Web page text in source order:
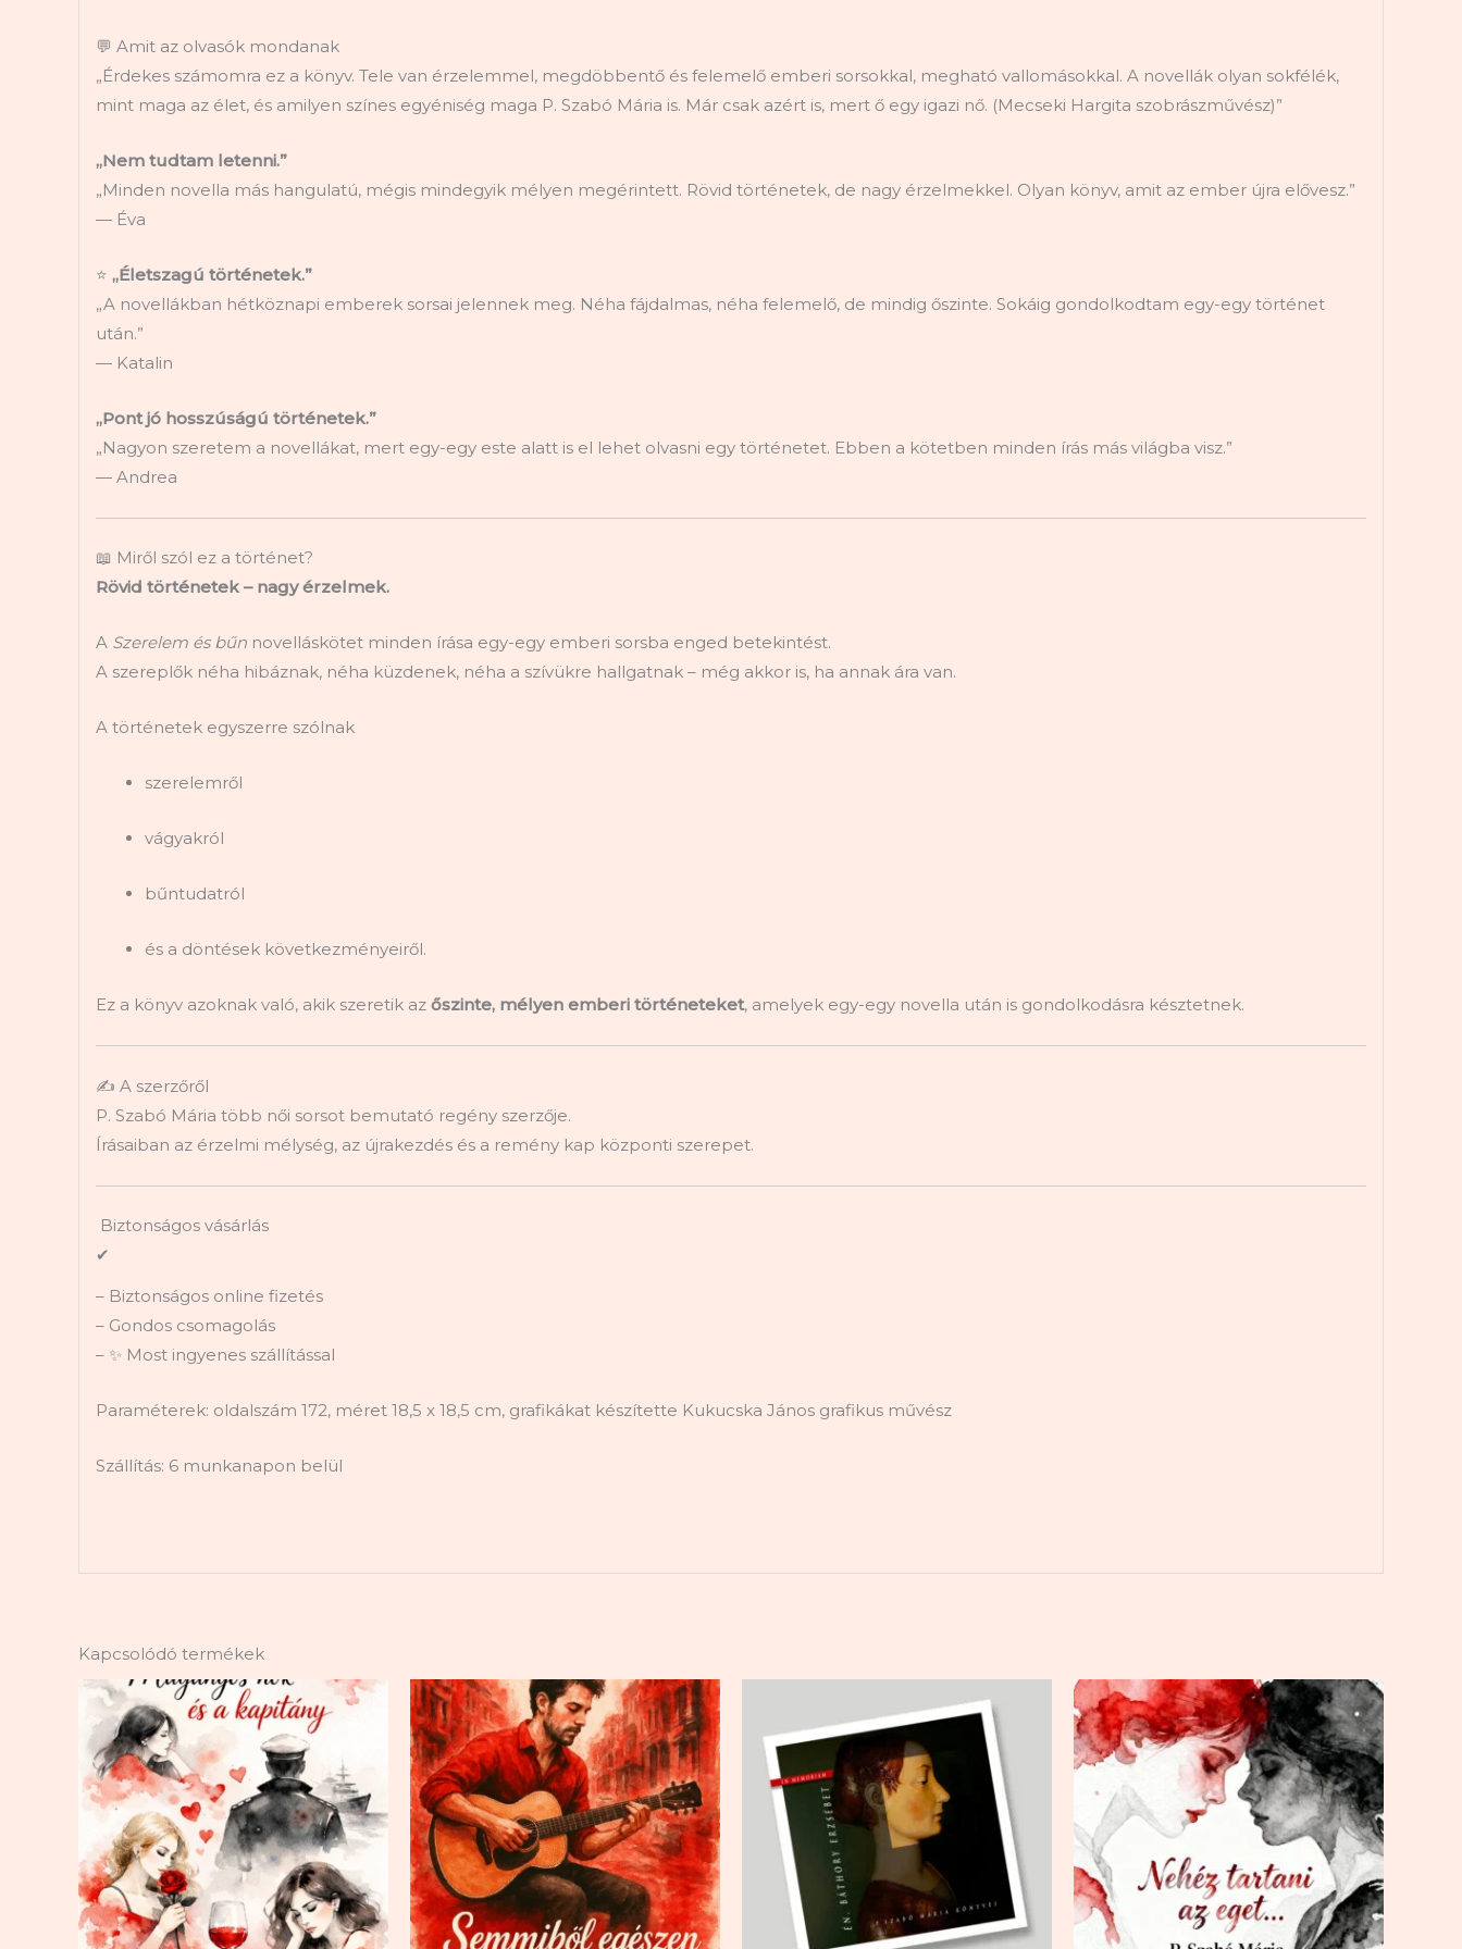
💬 Amit az olvasók mondanak
„Érdekes számomra ez a könyv. Tele van érzelemmel, megdöbbentő és felemelő emberi sorsokkal, megható vallomásokkal. A novellák olyan sokfélék,
mint maga az élet, és amilyen színes egyéniség maga P. Szabó Mária is. Már csak azért is, mert ő egy igazi nő. (Mecseki Hargita szobrászművész)”
„Nem tudtam letenni.”
„Minden novella más hangulatú, mégis mindegyik mélyen megérintett. Rövid történetek, de nagy érzelmekkel. Olyan könyv, amit az ember újra elővesz.”
— Éva
⭐ „Életszagú történetek.”
„A novellákban hétköznapi emberek sorsai jelennek meg. Néha fájdalmas, néha felemelő, de mindig őszinte. Sokáig gondolkodtam egy-egy történet
után.”
— Katalin
„Pont jó hosszúságú történetek.”
„Nagyon szeretem a novellákat, mert egy-egy este alatt is el lehet olvasni egy történetet. Ebben a kötetben minden írás más világba visz.”
— Andrea
📖 Miről szól ez a történet?
Rövid történetek – nagy érzelmek.
A Szerelem és bűn novelláskötet minden írása egy-egy emberi sorsba enged betekintést.
A szereplők néha hibáznak, néha küzdenek, néha a szívükre hallgatnak – még akkor is, ha annak ára van.
A történetek egyszerre szólnak
szerelemről
vágyakról
bűntudatról
és a döntések következményeiről.
Ez a könyv azoknak való, akik szeretik az őszinte, mélyen emberi történeteket, amelyek egy-egy novella után is gondolkodásra késztetnek.
✍️ A szerzőről
P. Szabó Mária több női sorsot bemutató regény szerzője.
Írásaiban az érzelmi mélység, az újrakezdés és a remény kap központi szerepet.
Biztonságos vásárlás
✔
– Biztonságos online fizetés
– Gondos csomagolás
– ✨ Most ingyenes szállítással
Paraméterek: oldalszám 172, méret 18,5 x 18,5 cm, grafikákat készítette Kukucska János grafikus művész
Szállítás: 6 munkanapon belül
Kapcsolódó termékek